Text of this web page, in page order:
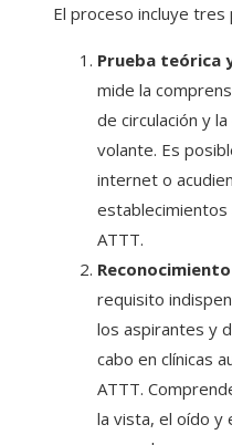
El proceso incluye tres
Prueba teórica
mide la
de circulación y
volante. Es
internet o
establecimientos
ATTT.
requisito
los aspirantes y
cabo en clínicas
ATTT.
la vista, el oído y